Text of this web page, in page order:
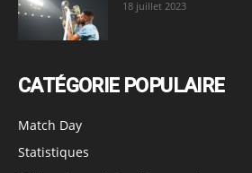
18 juillet 2023
CATÉGORIE POPULAIRE
Match Day
Statistiques